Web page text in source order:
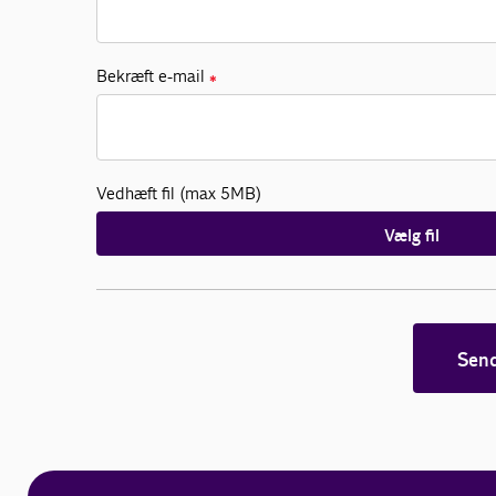
Bekræft e-mail ✱
Vedhæft fil (max 5MB)
Vælg fil
Send